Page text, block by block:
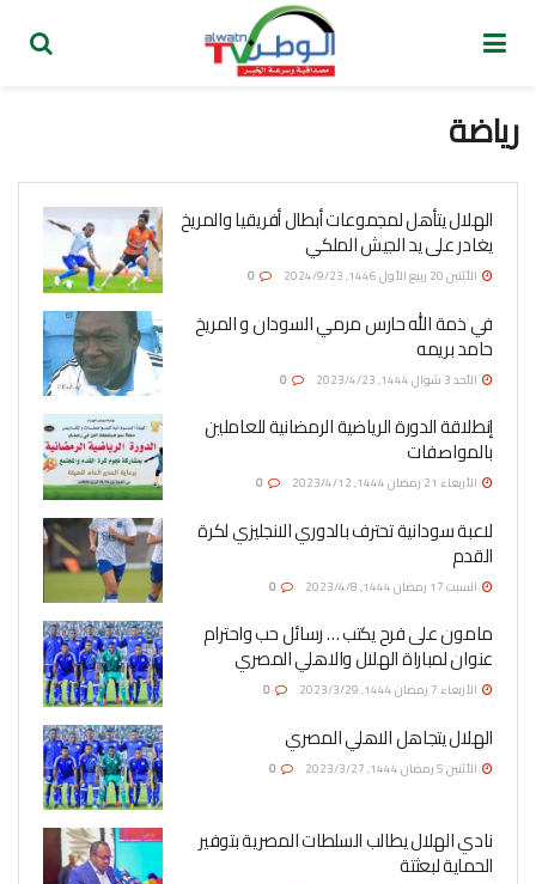
رياضة
الهلال يتأهل لمجموعات أبطال أفريقيا والمريخ
يغادر على يد الجيش الملكي
الأثنين 20 ربيع الأول 1446, 2024/9/23
في ذمة الله حارس مرمي السودان و المريخ
حامد بريمه
الأحد 3 شوال 1444, 2023/4/23
إنطلاقة الدورة الرياضية الرمضانية للعاملين
بالمواصفات
الأربعاء 21 رمضان 1444, 2023/4/12
لاعبة سودانية تحترف بالدوري الانجليزي لكرة
القدم
السبت 17 رمضان 1444, 2023/4/8
مامون على فرح يكتب … رسائل حب واحترام
عنوان لمباراة الهلال والاهلي المصري
الأربعاء 7 رمضان 1444, 2023/3/29
الهلال يتجاهل الاهلي المصري
الأثنين 5 رمضان 1444, 2023/3/27
نادي الهلال يطالب السلطات المصرية بتوفير
الحماية لبعثتة